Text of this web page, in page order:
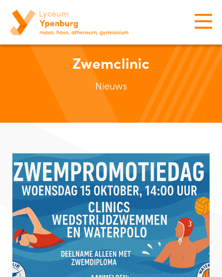
Zwemclinic
Nieuws